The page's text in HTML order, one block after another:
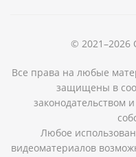
©
Все права на любые
защищены в
законодательством
Любое
видеоматериалов